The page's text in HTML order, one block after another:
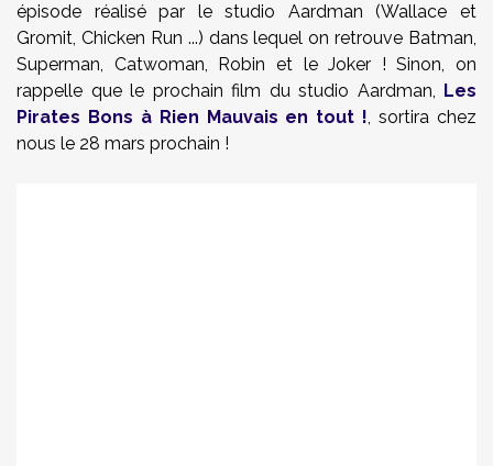
épisode réalisé par le studio Aardman (Wallace et
Gromit, Chicken Run ...) dans lequel on retrouve Batman,
Superman, Catwoman, Robin et le Joker ! Sinon, on
rappelle que le prochain film du studio Aardman, Les
Pirates Bons à Rien Mauvais en tout !, sortira chez
nous le 28 mars prochain !